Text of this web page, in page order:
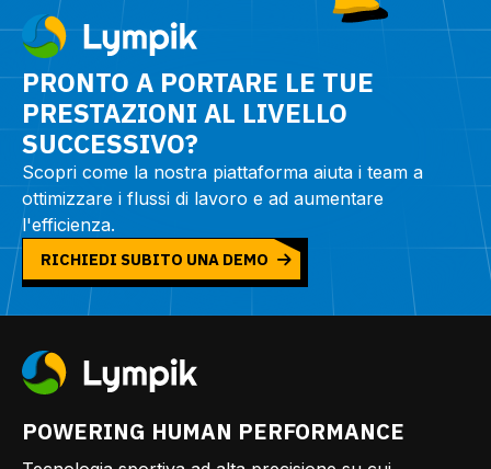
PRONTO A PORTARE LE TUE
PRESTAZIONI AL LIVELLO
SUCCESSIVO?
Scopri come la nostra piattaforma aiuta i team a
ottimizzare i flussi di lavoro e ad aumentare
l'efficienza.
RICHIEDI SUBITO UNA DEMO
POWERING HUMAN PERFORMANCE